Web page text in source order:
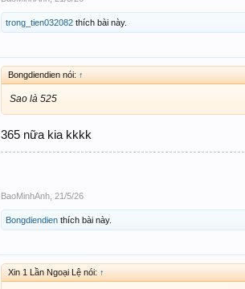
trong_tien032082 thích bài này.
Bongdiendien nói: ↑
Sao là 525
365 nữa kia kkkk
BaoMinhAnh 21/5/26
Bongdiendien thích bài này.
Xin 1 Lần Ngoại Lệ nói: ↑